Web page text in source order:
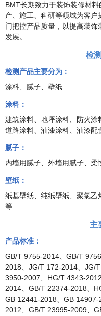
BMT长期致力于装饰装修材
产、施工、科研等领域为客
门把控产品质量，以提高装
发展。
检
检测产品主要分为：
涂料、腻子、壁纸
涂料：
建筑涂料、地坪涂料、防火涂
道路涂料、油漆涂料、油漆配
腻子：
内墙用腻子、外墙用腻子、柔
壁纸：
纸基壁纸、纯纸壁纸、聚氯
等
主
产品标准：
GB/T 9755-2014、GB/T
2018、JG/T 172-2014、JG/
3950-2007、HG/T 4343-
2014、GB/T 22374-2018、
GB 12441-2018、GB
2012、GB/T 23995-2009、